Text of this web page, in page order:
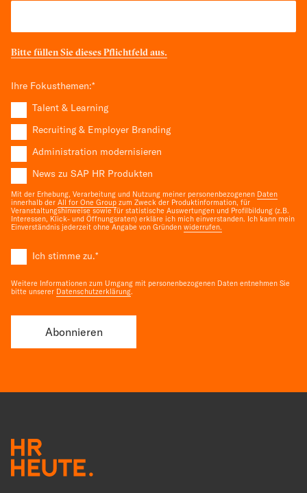
Bitte füllen Sie dieses Pflichtfeld aus.
Ihre Fokusthemen:*
Talent & Learning
Recruiting & Employer Branding
Administration modernisieren
News zu SAP HR Produkten
Mit der Erhebung, Verarbeitung und Nutzung meiner personenbezogenen Daten
innerhalb der All for One Group zum Zweck der Produktinformation, für
Veranstaltungshinweise sowie für statistische Auswertungen und Profilbildung (z.B.
Interessen, Klick- und Öffnungsraten) erkläre ich mich einverstanden. Ich kann mein
Einverständnis jederzeit ohne Angabe von Gründen widerrufen.
Ich stimme zu.*
Weitere Informationen zum Umgang mit personenbezogenen Daten entnehmen Sie
bitte unserer Datenschutzerklärung.